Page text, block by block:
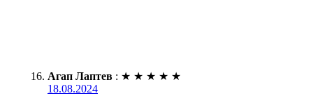
Агап Лаптев : ★ ★ ★ ★ ★
18.08.2024